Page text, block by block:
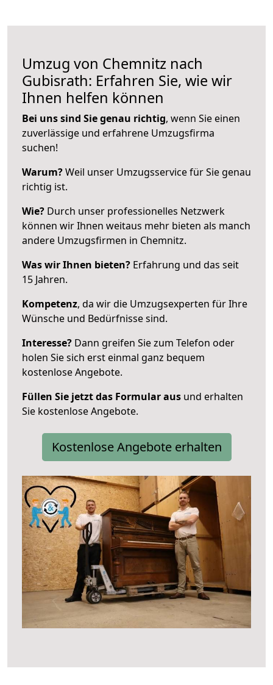
Umzug von Chemnitz nach
Gubisrath: Erfahren Sie, wie wir
Ihnen helfen können
Bei uns sind Sie genau richtig, wenn Sie einen
zuverlässige und erfahrene Umzugsfirma
suchen!
Warum?Weil unser Umzugsservice für Sie genau
richtig ist.
Wie? Durch unser professionelles Netzwerk
können wir Ihnen weitaus mehr bieten als manch
andere Umzugsfirmen in Chemnitz.
Was wir Ihnen bieten? Erfahrung und das seit
15 Jahren.
Kompetenz, da wir die Umzugsexperten für Ihre
Wünsche und Bedürfnisse sind.
Interesse? Dann greifen Sie zum Telefon oder
holen Sie sich erst einmal ganz bequem
kostenlose Angebote.
Füllen Sie jetzt das Formular aus und erhalten
Sie kostenlose Angebote.
Kostenlose Angebote erhalten